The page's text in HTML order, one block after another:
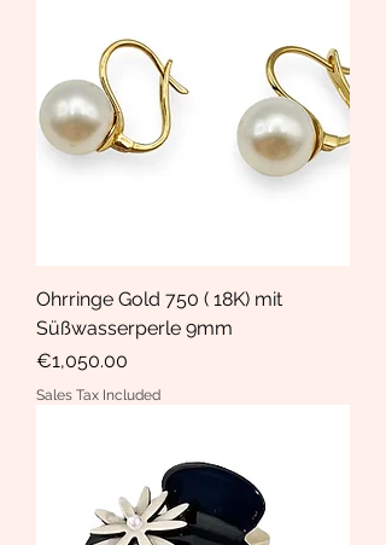
Ohrringe Gold 750 ( 18K) mit
Süßwasserperle 9mm
Price
€1,050.00
Sales Tax Included